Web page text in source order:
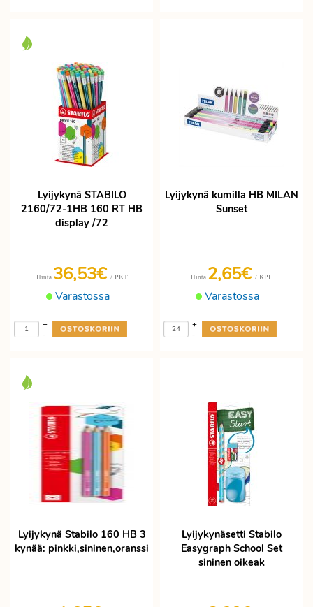
Lyijykynä STABILO
2160/72-1HB 160 RT HB
display /72
Varastossa
Hinta 36,53€ / PKT
-
+
Lyijykynä kumilla HB MILAN
Sunset
Varastossa
Hinta 2,65€ / KPL
-
+
Lyijykynä Stabilo 160 HB 3
kynää: pinkki,sininen,oranssi
Lyijykynäsetti Stabilo
Easygraph School Set
sininen oikeak